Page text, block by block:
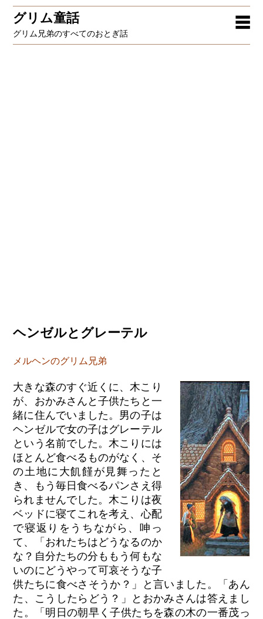
☰
グリム童話
グリム兄弟のすべてのおとぎ話
ヘンゼルとグレーテル
メルヘンのグリム兄弟
大きな森のすぐ近くに、木こり
が、おかみさんと子供たちと一
緒に住んでいました。男の子は
ヘンゼルで女の子はグレーテル
という名前でした。木こりには
ほとんど食べるものがなく、そ
の土地に大飢饉が見舞ったと
き、もう毎日食べるパンさえ得
られませんでした。木こりは夜
ベッドに寝てこれを考え、心配
で寝返りをうちながら、呻っ
て、「おれたちはどうなるのか
な？自分たちの分ももう何もな
いのにどうやって可哀そうな子
供たちに食べさそうか？」と言いました。「あん
た、こうしたらどう？」とおかみさんは答えまし
た。「明日の朝早く子供たちを森の木の一番茂っ